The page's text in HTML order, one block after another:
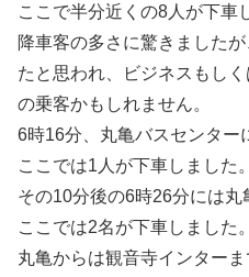
ここで半分近くの8人が下車
降車客の多さに驚きました
たと思われ、ビジネスもし
の乗客かもしれません。
6時16分、丸亀バスセンター
ここでは1人が下車しました。
その10分後の6時26分には丸
ここでは2名が下車しました。
丸亀からは観音寺インター